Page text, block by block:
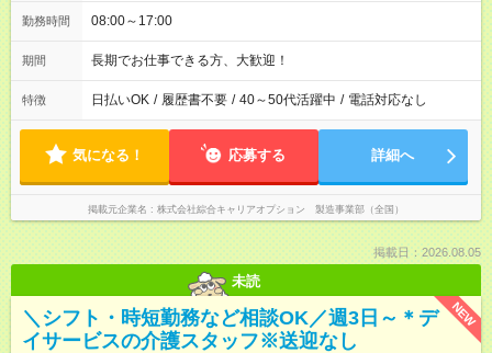
勤務時間 08:00～17:00
期間 長期でお仕事できる方、大歓迎！
特徴 日払いOK / 履歴書不要 / 40～50代活躍中 / 電話対応なし
気になる！ 応募する 詳細へ
掲載元企業名 株式会社綜合キャリアオプション 製造事業部（全国）
掲載日：2026.08.05
未読
NEW
＼シフト・時短勤務など相談OK／週3日～＊デ
イサービスの介護スタッフ※送迎なし